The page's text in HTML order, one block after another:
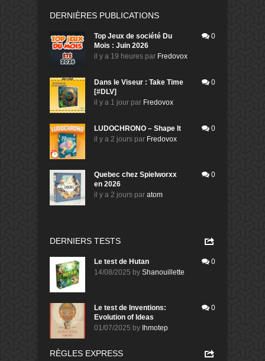
DERNIÈRES PUBLICATIONS
Top Jeux de société Du
Mois : Juin 2026
il y a 19 heures par Fredovox
0
Dans le Viseur : Take Time
[#DLV]
il y a 1 jour par Fredovox
0
LUDOCHRONO – Shape It
il y a 2 jours par Fredovox
0
Quebec chez Spielworxx
en 2026
il y a 2 jours par atom
0
DERNIERS TESTS
Le test de Hutan
14/08/2025 by Shanouillette
0
Le test de Inventions:
Evolution of Ideas
01/07/2025 by Ihmotep
0
RÈGLES EXPRESS